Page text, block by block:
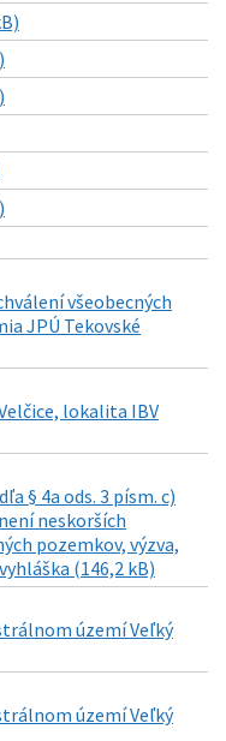
všeobecných
JPÚ Tekovské
lokalita IBV
§ 4a ods. 3 písm. c)
neskorších
pozemkov, výzva,
(146,2 kB)
území Veľký
území Veľký